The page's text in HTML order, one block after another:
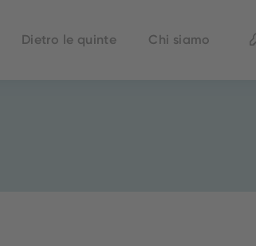
Dietro le quinte Chi siamo